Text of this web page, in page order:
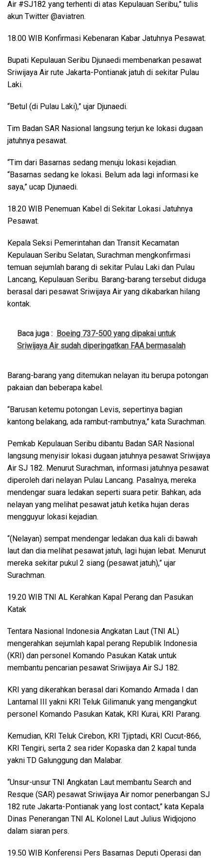
Air #SJ182 yang terhenti di atas Kepulauan Seribu,” tulis
akun Twitter @aviatren.
18.00 WIB Konfirmasi Kebenaran Kabar Jatuhnya Pesawat.
Bupati Kepulauan Seribu Djunaedi membenarkan pesawat
Sriwijaya Air rute Jakarta-Pontianak jatuh di sekitar Pulau
Laki.
“Betul (di Pulau Laki),” ujar Djunaedi.
Tim Badan SAR Nasional langsung terjun ke lokasi dugaan
jatuhnya pesawat.
“Tim dari Basarnas sedang menuju lokasi kejadian.
“Basarnas sedang ke lokasi. Belum ada lagi informasi ke
saya,” ucap Djunaedi.
18.20 WIB Penemuan Kabel di Sekitar Lokasi Jatuhnya
Pesawat.
Kepala Seksi Pemerintahan dan Transit Kecamatan
Kepulauan Seribu Selatan, Surachman mengkonfirmasi
temuan sejumlah barang di sekitar Pulau Laki dan Pulau
Lancang, Kepulauan Seribu. Barang-barang tersebut diduga
berasal dari pesawat Sriwijaya Air yang dikabarkan hilang
kontak.
Baca juga : Boeing 737-500 yang dipakai untuk
Sriwijaya Air sudah diperingatkan FAA bermasalah
Barang-barang yang ditemukan nelayan itu berupa potongan
pakaian dan beberapa kabel.
“Barusan ketemu potongan Levis, sepertinya bagian
kantong belakang, ada rambut-rambutnya,” kata Surachman.
Pemkab Kepulauan Seribu dibantu Badan SAR Nasional
langsung menyisir lokasi dugaan jatuhnya pesawat Sriwijaya
Air SJ 182. Menurut Surachman, informasi jatuhnya pesawat
diperoleh dari nelayan Pulau Lancang. Pasalnya, mereka
mendengar suara ledakan seperti suara petir. Bahkan, ada
nelayan yang melihat pesawat jatuh ketika hujan deras
mengguyur lokasi kejadian.
“(Nelayan) sempat mendengar ledakan dua kali di bawah
laut dan dia melihat pesawat jatuh, lagi hujan lebat. Menurut
mereka sekitar pukul 2 siang (pesawat jatuh),” ujar
Surachman.
19.20 WIB TNI AL Kerahkan Kapal Perang dan Pasukan
Katak
Tentara Nasional Indonesia Angkatan Laut (TNI AL)
mengerahkan sejumlah kapal perang Republik Indonesia
(KRI) dan personel Komando Pasukan Katak untuk
membantu pencarian pesawat Sriwijaya Air SJ 182.
KRI yang dikerahkan berasal dari Komando Armada I dan
Lantamal III yakni KRI Teluk Gilimanuk yang mengangkut
personel Komando Pasukan Katak, KRI Kurai, KRI Parang.
Kemudian, KRI Teluk Cirebon, KRI Tjiptadi, KRI Cucut-866,
KRI Tengiri, serta 2 sea rider Kopaska dan 2 kapal tunda
yakni TD Galunggung dan Malabar.
“Unsur-unsur TNI Angkatan Laut membantu Search and
Resque (SAR) pesawat Sriwijaya Air nomor penerbangan SJ
182 rute Jakarta-Pontianak yang lost contact,” kata Kepala
Dinas Penerangan TNI AL Kolonel Laut Julius Widjojono
dalam siaran pers.
19.50 WIB Konferensi Pers Basarnas Deputi Operasi dan